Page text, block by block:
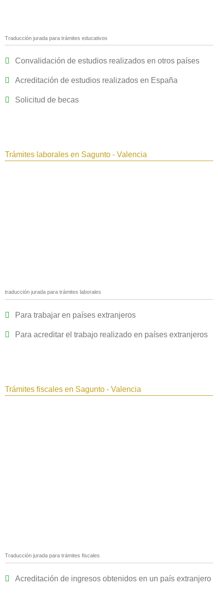
Traducción jurada para trámites educativos
Convalidación de estudios realizados en otros países
Acreditación de estudios realizados en España
Solicitud de becas
Trámites laborales en Sagunto - Valencia
traducción jurada para trámites laborales
Para trabajar en países extranjeros
Para acreditar el trabajo realizado en países extranjeros
Trámites fiscales en Sagunto - Valencia
Traducción jurada para trámites fiscales
Acreditación de ingresos obtenidos en un país extranjero